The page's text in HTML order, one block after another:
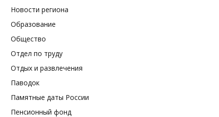
Новости региона
Образование
Общество
Отдел по труду
Отдых и развлечения
Паводок
Памятные даты России
Пенсионный фонд